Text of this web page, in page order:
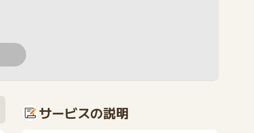
サービスの説明